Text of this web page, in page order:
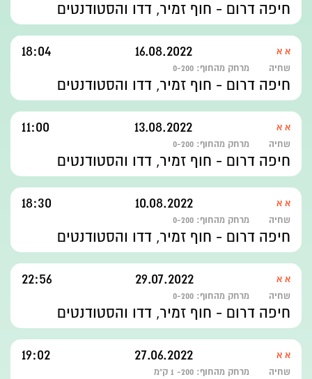
חיפה דרום - חוף זמיר, דדו והסטודנטים
א א 16.08.2022
18:04
שחיה מרחק מהחוף: 0-200
חיפה דרום - חוף זמיר, דדו והסטודנטים
א א 13.08.2022
11:00
שחיה מרחק מהחוף: 0-200
חיפה דרום - חוף זמיר, דדו והסטודנטים
א א 10.08.2022
18:30
שחיה מרחק מהחוף: 0-200
חיפה דרום - חוף זמיר, דדו והסטודנטים
א א 29.07.2022
22:56
שחיה מרחק מהחוף: 0-200
חיפה דרום - חוף זמיר, דדו והסטודנטים
א א 27.06.2022
19:02
שחיה מרחק מהחוף: 200- 1 ק"מ